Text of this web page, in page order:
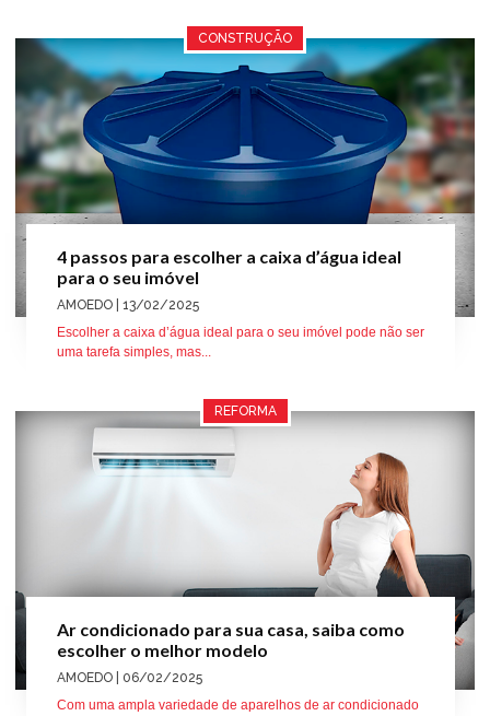
CONSTRUÇÃO
4 passos para escolher a caixa d’água ideal
para o seu imóvel
AMOEDO | 13/02/2025
Escolher a caixa d’água ideal para o seu imóvel pode não ser
uma tarefa simples, mas...
REFORMA
Ar condicionado para sua casa, saiba como
escolher o melhor modelo
AMOEDO | 06/02/2025
Com uma ampla variedade de aparelhos de ar condicionado